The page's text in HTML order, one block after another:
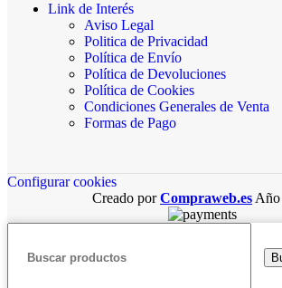
Link de Interés
Aviso Legal
Politica de Privacidad
Política de Envío
Política de Devoluciones
Política de Cookies
Condiciones Generales de Venta
Formas de Pago
Configurar cookies
Creado porCompraweb.es Año